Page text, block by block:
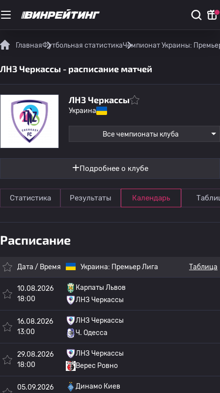
ГлавнаяФутбольная статистикаЧемпионат Украины:
ЛНЗ Черкассы - расписание матчей
ЛНЗ Черкассы
Украина
Все чемпионаты клуба
Подробнее о клубе
Статистика Результаты Календарь
Расписание
Дата / Время Украина: Премьер Лига Таблица
10.08.2026
18:00
Карпаты Львов
ЛНЗ Черкассы
16.08.2026
13:00
ЛНЗ Черкассы
Ч. Одесса
29.08.2026
18:00
ЛНЗ Черкассы
Верес Ровно
05.09.2026
Динамо Киев